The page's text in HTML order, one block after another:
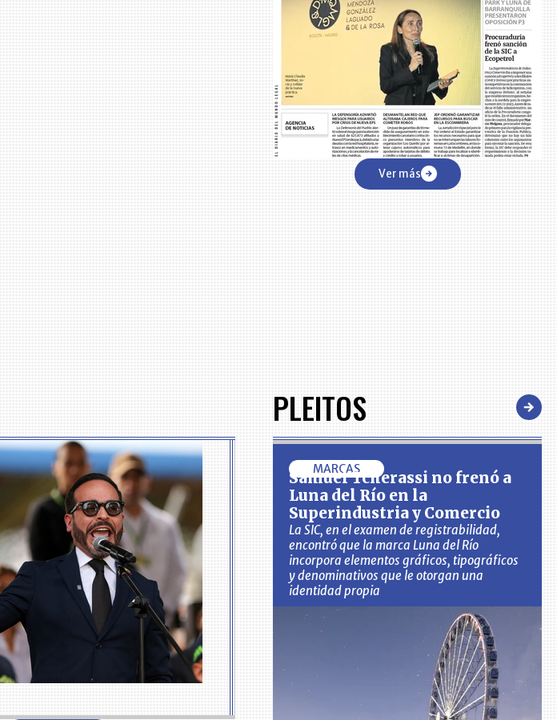
Ver más
PLEITOS
MARCAS
Samuel Tcherassi no frenó a
Luna del Río en la
Superindustria y Comercio
La SIC, en el examen de registrabilidad,
encontró que la marca Luna del Río
incorpora elementos gráficos, tipográficos
y denominativos que le otorgan una
identidad propia